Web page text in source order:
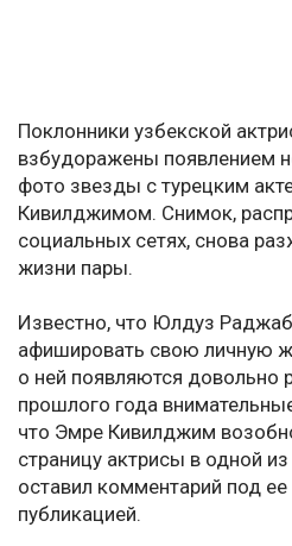
Поклонники узбекской
взбудоражены появлением
фото звезды с турецким
Кивилджимом. Снимок,
социальных сетях, снова
жизни пары.
Известно, что Юлдуз
афишировать свою личную
о ней появляются довольно
прошлого года
что Эмре Кивилджим
страницу актрисы в одной
оставил комментарий под
публикацией.